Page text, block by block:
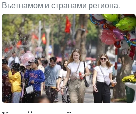
Вьетнамом и странами региона.